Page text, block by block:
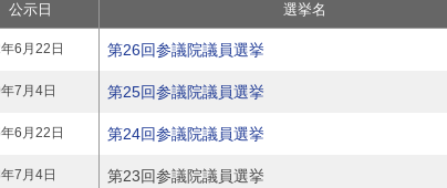
公示日 選挙名
6月22日 第26回参議院議員選挙
7月4日 第25回参議院議員選挙
6月22日 第24回参議院議員選挙
7月4日 第23回参議院議員選挙